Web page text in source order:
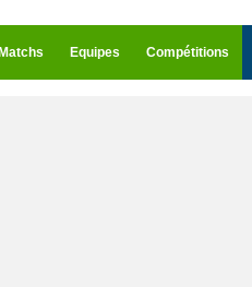
Equipes Compétitions